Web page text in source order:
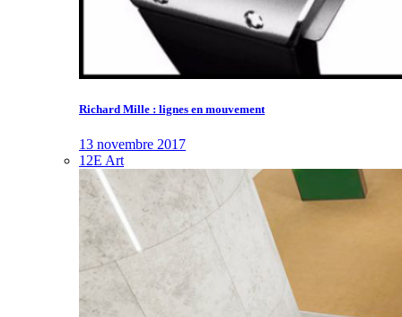
Richard Mille : lignes en mouvement
13 novembre 2017
12E Art